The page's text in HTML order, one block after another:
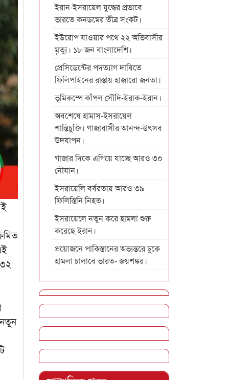
ইরান-ইসরায়েল যুদ্ধের প্রভাবে
ভারতে কনডমের তীব্র সংকট।
ইউরোপ যাওয়ার পথে ২২ অভিবাসীর
মৃত্যু। ১৮ জন বাংলাদেশি।
প্রেসিডেন্টের পদত্যাগ দাবিতে
ফিলিপাইনের রাস্তায় হাজারো জনতা।
ভূমিকম্পে কাঁপল সৌদি-ইরাক-ইরান।
অবশেষে হামাস-ইসরায়েল
শান্তিচুক্তি। গাজাবাসীর আনন্দ-উৎসব
উদযাপন।
গাজার দিকে এগিয়ে যাচ্ছে আরও ৩০
নৌযান।
ইসরায়েলি বর্বরতায় আরও ৩৯
ফিলিস্তিনি নিহত।
ইসরায়েলে নতুন করে হামলা শুরু
করেছে ইরান।
প্রয়োজনে পাকিস্তানের অভ্যন্তরে ঢুকে
হামলা চালাবে ভারত- জয়শঙ্কর।